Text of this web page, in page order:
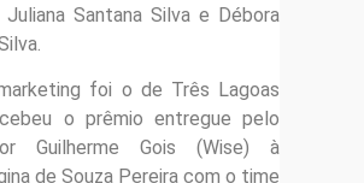
Santana Silva e Débora
foi o de Três Lagoas
o prêmio entregue pelo
Guilherme Gois (Wise) à
de Souza Pereira com o time